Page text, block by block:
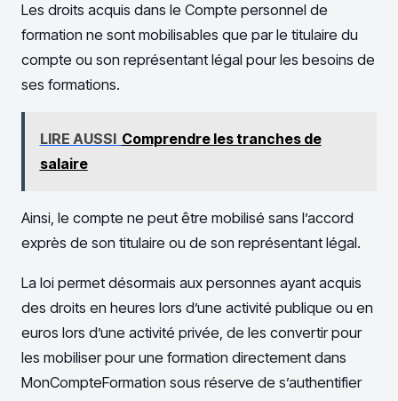
Les droits acquis dans le Compte personnel de
formation ne sont mobilisables que par le titulaire du
compte ou son représentant légal pour les besoins de
ses formations.
LIRE AUSSI Comprendre les tranches de
salaire
Ainsi, le compte ne peut être mobilisé sans l’accord
exprès de son titulaire ou de son représentant légal.
La loi permet désormais aux personnes ayant acquis
des droits en heures lors d’une activité publique ou en
euros lors d’une activité privée, de les convertir pour
les mobiliser pour une formation directement dans
MonCompteFormation sous réserve de s’authentifier